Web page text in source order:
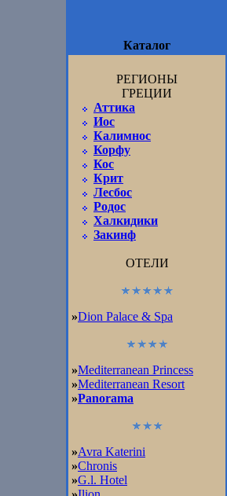
Каталог
РЕГИОНЫ
ГРЕЦИИ
Аттика
Иос
Калимнос
Корфу
Кос
Крит
Лесбос
Родос
Халкидики
Закинф
ОТЕЛИ
»Dion Palace & Spa
»Mediterranean Princess
»Mediterranean Resort
»Panorama
»Avra Katerini
»Chronis
»G.l. Hotel